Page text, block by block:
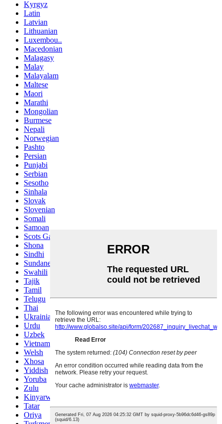
Kyrgyz
Latin
Latvian
Lithuanian
Luxembou..
Macedonian
Malagasy
Malay
Malayalam
Maltese
Maori
Marathi
Mongolian
Burmese
Nepali
Norwegian
Pashto
Persian
Punjabi
Serbian
Sesotho
Sinhala
Slovak
Slovenian
Somali
Samoan
Scots Gaelic
Shona
Sindhi
Sundanese
Swahili
Tajik
Tamil
Telugu
Thai
Ukrainian
Urdu
Uzbek
Vietnamese
Welsh
Xhosa
Yiddish
Yoruba
Zulu
Kinyarwanda
Tatar
Oriya